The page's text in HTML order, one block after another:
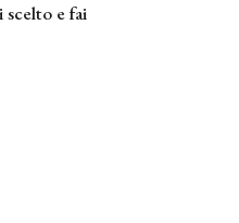
scelto e fai